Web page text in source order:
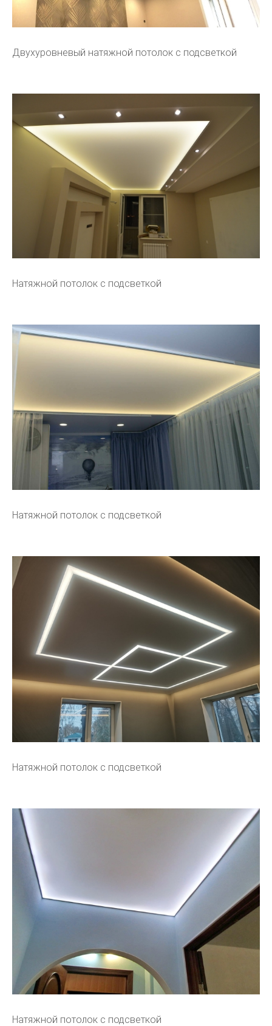
Двухуровневый натяжной потолок с подсветкой
Натяжной потолок с подсветкой
Натяжной потолок с подсветкой
Натяжной потолок с подсветкой
Натяжной потолок с подсветкой